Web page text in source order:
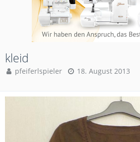
kleid
pfeiferlspieler 18. August 2013